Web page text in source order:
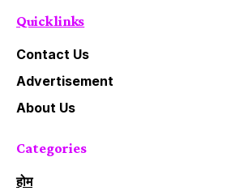
Quick links
Contact Us
Advertisement
About Us
Categories
होम